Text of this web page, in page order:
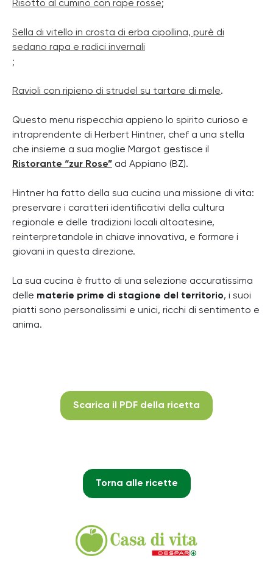
Risotto al cumino con rape rosse;
Sella di vitello in crosta di erba cipollina, purè di
sedano rapa e radici invernali
;
Ravioli con ripieno di strudel su tartare di mele.
Questo menu rispecchia appieno lo spirito curioso e
intraprendente di Herbert Hintner, chef a una stella
che insieme a sua moglie Margot gestisce il
Ristorante “zur Rose” ad Appiano (BZ).
Hintner ha fatto della sua cucina una missione di vita:
preservare i caratteri identificativi della cultura
regionale e delle tradizioni locali altoatesine,
reinterpretandole in chiave innovativa, e formare i
giovani in questa direzione.
La sua cucina è frutto di una selezione accuratissima
delle materie prime di stagione del territorio, i suoi
piatti sono personalissimi e unici, ricchi di sentimento e
anima.
Scarica il PDF della ricetta
Torna alle ricette